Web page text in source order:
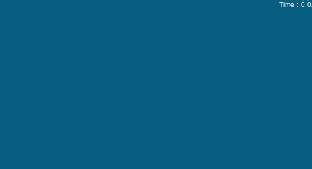
Time :